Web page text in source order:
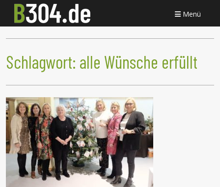
Menü
Schlagwort: alle Wünsche erfüllt